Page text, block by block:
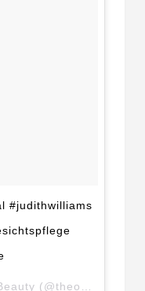
#judithwilliams
Ein Beitrag geteilt von THE_Beauty (@theone_beautytogo) am